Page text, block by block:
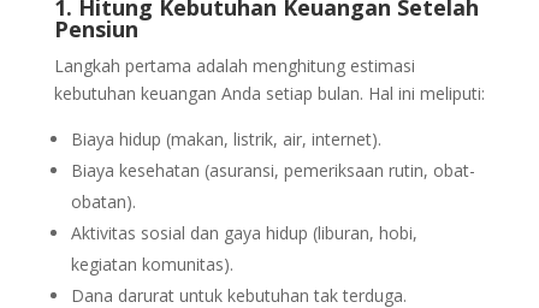
1. Hitung Kebutuhan Keuangan Setelah
Pensiun
Langkah pertama adalah menghitung estimasi
kebutuhan keuangan Anda setiap bulan. Hal ini meliputi:
Biaya hidup (makan, listrik, air, internet).
Biaya kesehatan (asuransi, pemeriksaan rutin, obat-
obatan).
Aktivitas sosial dan gaya hidup (liburan, hobi,
kegiatan komunitas).
Dana darurat untuk kebutuhan tak terduga.